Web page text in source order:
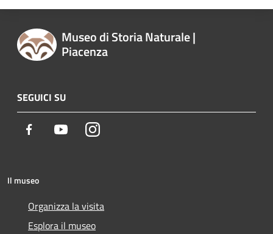
Museo di Storia Naturale |
Piacenza
SEGUICI SU
Facebook YoutubeInstagram
Il museo
Organizza la visita
Esplora il museo